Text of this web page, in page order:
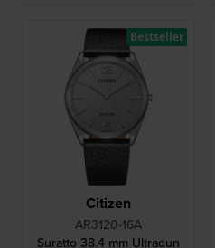
Citizen
AR3120-16A
Suratto 38.4 mm Ultradun
Bestseller